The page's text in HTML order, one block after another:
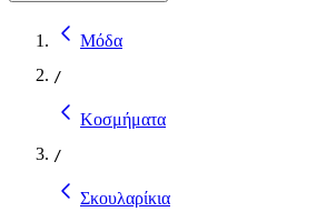
Μόδα
/
Κοσμήματα
/
Σκουλαρίκια